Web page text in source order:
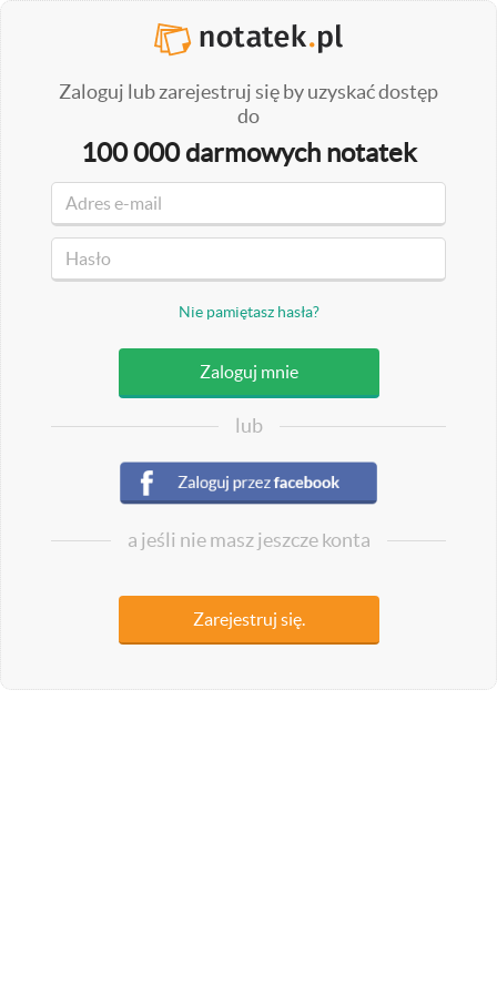
Zaloguj lub zarejestruj się by uzyskać dostęp
do
100 000 darmowych notatek
Nie pamiętasz hasła?
lub
a jeśli nie masz jeszcze konta
Zarejestruj się.